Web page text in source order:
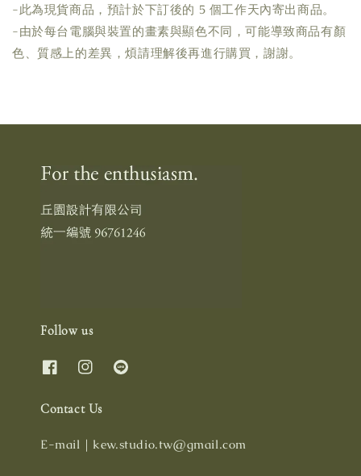
-此為現貨商品，預計於下訂後的 5 個工作天內寄出商品。
-由於每台電腦與裝置的畫素與顯色不同，可能導致商品有顏
色、質感上的差異，煩請理解後再進行購買，謝謝。
Follow us
Contact Us
E-mail｜kew.studio.tw@gmail.com